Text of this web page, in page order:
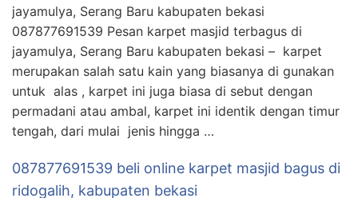
jayamulya, Serang Baru kabupaten bekasi
087877691539 Pesan karpet masjid terbagus di
jayamulya, Serang Baru kabupaten bekasi – karpet
merupakan salah satu kain yang biasanya di gunakan
untuk alas , karpet ini juga biasa di sebut dengan
permadani atau ambal, karpet ini identik dengan timur
tengah, dari mulai jenis hingga …
087877691539 beli online karpet masjid bagus di
ridogalih, kabupaten bekasi